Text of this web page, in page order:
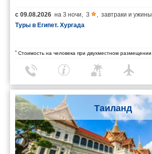
с 09.08.2026 на 3 ночи, 3 , завтраки и ужины
Туры в Египет. Хургада
* Стоимость на человека при двухместном размещении
Таиланд